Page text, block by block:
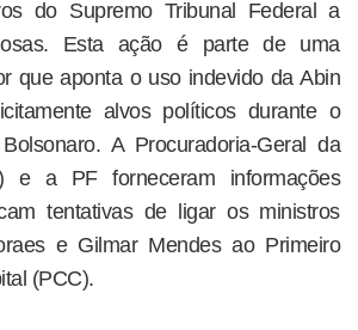
do Supremo Tribunal Federal a
Esta ação é parte de uma
que aponta o uso indevido da Abin
alvos políticos durante o
A Procuradoria-Geral da
e a PF forneceram informações
tentativas de ligar os ministros
e Gilmar Mendes ao Primeiro
(PCC).